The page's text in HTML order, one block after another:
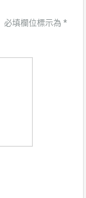
必填欄位標示為 *